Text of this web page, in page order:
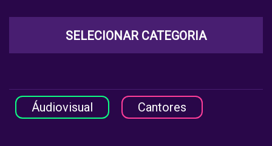
SELECIONAR CATEGORIA
Áudiovisual Cantores